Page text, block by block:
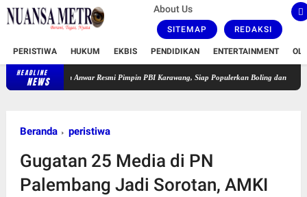
About Us
SITEMAP REDAKSI
PERISTIWA HUKUM EKBIS PENDIDIKAN ENTERTAINMENT
HEADLINE
NEWS
Saidah Anwar Resmi Pimpin PBI Karawang, Siap Populerkan Boling dan Cetak Atlet
Beranda peristiwa
Gugatan 25 Media di PN
Palembang Jadi Sorotan, AMKI